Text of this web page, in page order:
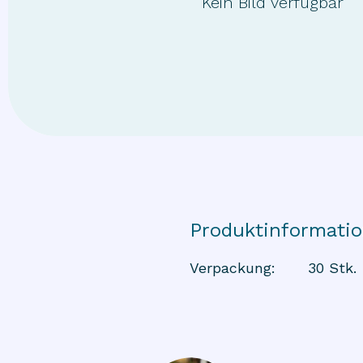
Verpackung: 30 Stk.